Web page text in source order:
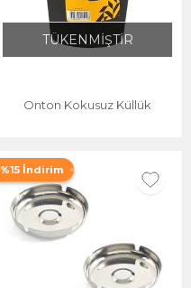
TÜKENMİŞTİR
Onton Kokusuz Küllük
%15 İndirim